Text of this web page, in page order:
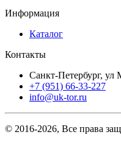
Информация
Каталог
Контакты
Санкт-Петербург, ул
+7 (951) 66-33-227
info@uk-tor.ru
© 2016-2026, Все права